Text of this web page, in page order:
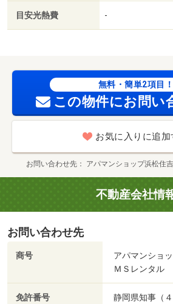
之郷店（コンビニ）まで１３８ｍ／
（中学校）まで９８３ｍ／セブンイ
ー）まで１１９７ｍ／ファミリーマ
ンビニ）まで１０３０ｍ/賃貸戸数:30
目安光熱費 -
無料・簡単2項目！
この物件にお問い
お気に入りに追加
お問い合わせ先 アパマンショップ浜松住
不動産会社情
お問い合わせ先
商号
アパマンショ
ＭＳレンタル
免許番号 静岡県知事（